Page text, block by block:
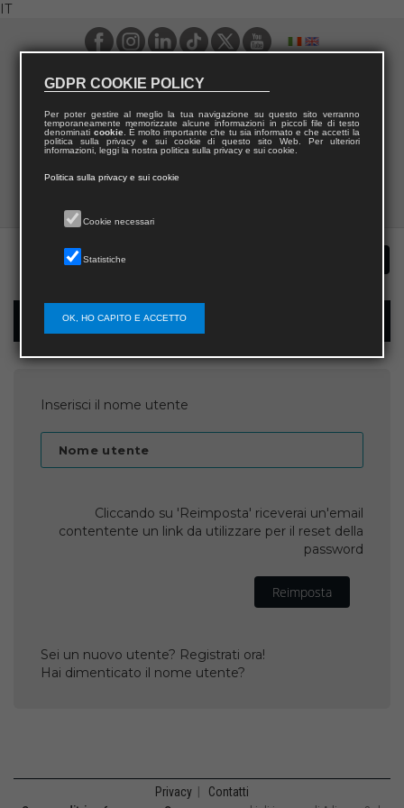
IT
Recupera password
Inserisci il nome utente
Nome utente
Cliccando su 'Reimposta' riceverai un'email
contentente un link da utilizzare per il reset della
password
Reimposta
Sei un nuovo utente? Registrati ora!
Hai dimenticato il nome utente?
Privacy Contatti
GDPR COOKIE POLICY
Per poter gestire al meglio la tua navigazione su questo sito verranno
temporaneamente memorizzate alcune informazioni in piccoli file di testo
denominati cookie. È molto importante che tu sia informato e che accetti la
politica sulla privacy e sui cookie di questo sito Web. Per ulteriori
informazioni, leggi la nostra politica sulla privacy e sui cookie.
Politica sulla privacy e sui cookie
Cookie necessari
Statistiche
OK, HO CAPITO E ACCETTO